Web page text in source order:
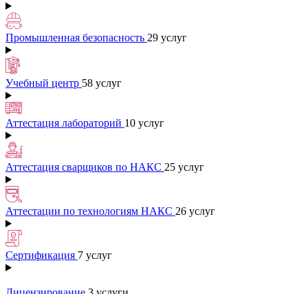
Промышленная безопасность 29 услуг
Учебный центр 58 услуг
Аттестация лабораторий 10 услуг
Аттестация сварщиков по НАКС 25 услуг
Аттестации по технологиям НАКС 26 услуг
Сертификация 7 услуг